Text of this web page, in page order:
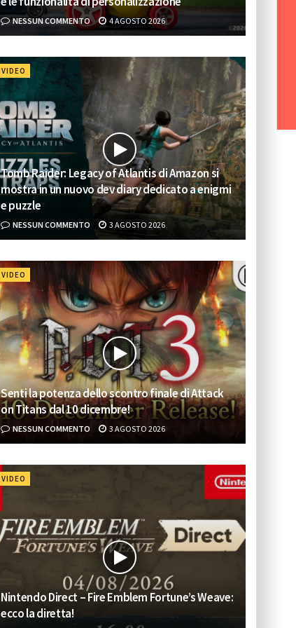
NESSUN COMMENTO 4 AGOSTO 2026
VIDEO
Tomb Raider: Legacy of Atlantis di Amazon si
mostra in un nuovo dev diary dedicato a enigmi
e puzzle
NESSUN COMMENTO 3 AGOSTO 2026
VIDEO
Senti la potenza dello scontro finale di Attack
on Titans dal 10 dicembre!
NESSUN COMMENTO 3 AGOSTO 2026
VIDEO
Nintendo Direct – Fire Emblem Fortune’s Weave:
ecco la diretta!